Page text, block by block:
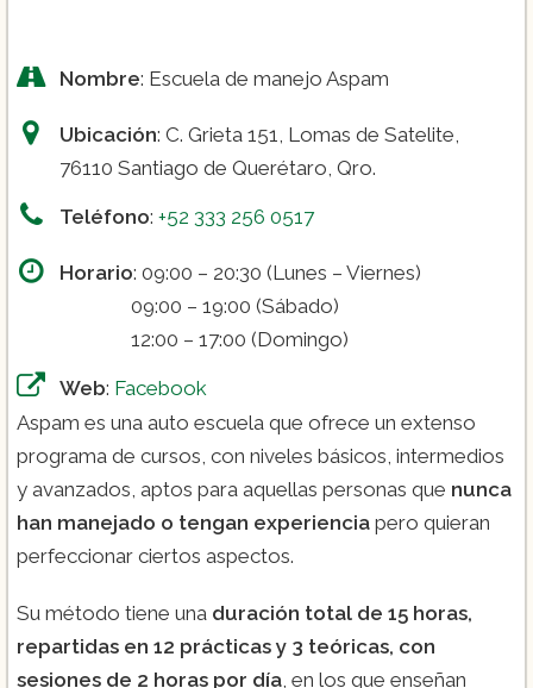
Nombre: Escuela de manejo Aspam
Ubicación: C. Grieta 151, Lomas de Satelite,
76110 Santiago de Querétaro, Qro.
Teléfono: +52 333 256 0517
Horario: 09:00 – 20:30 (Lunes – Viernes)
09:00 – 19:00 (Sábado)
12:00 – 17:00 (Domingo)
Web: Facebook
Aspam es una auto escuela que ofrece un extenso
programa de cursos, con niveles básicos, intermedios
y avanzados, aptos para aquellas personas que nunca
han manejado o tengan experiencia pero quieran
perfeccionar ciertos aspectos.
Su método tiene una duración total de 15 horas,
repartidas en 12 prácticas y 3 teóricas, con
sesiones de 2 horas por día , en los que enseñan